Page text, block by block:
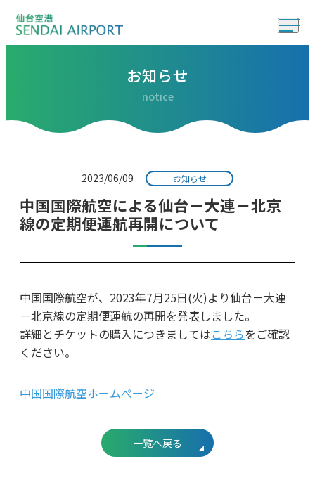
お知らせ
notice
2023/06/09 お知らせ
中国国際航空による仙台－大連－北京
線の定期便運航再開について
中国国際航空が、2023年7月25日(火)より仙台－大連
－北京線の定期便運航の再開を発表しました。
詳細とチケットの購入につきましてはこちらをご確認
ください。
中国国際航空ホームぺージ
一覧へ戻る